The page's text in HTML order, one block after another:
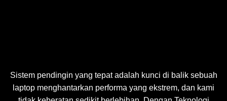
Sistem pendingin yang tepat adalah kunci di balik sebuah
laptop menghantarkan performa yang ekstrem, dan kami